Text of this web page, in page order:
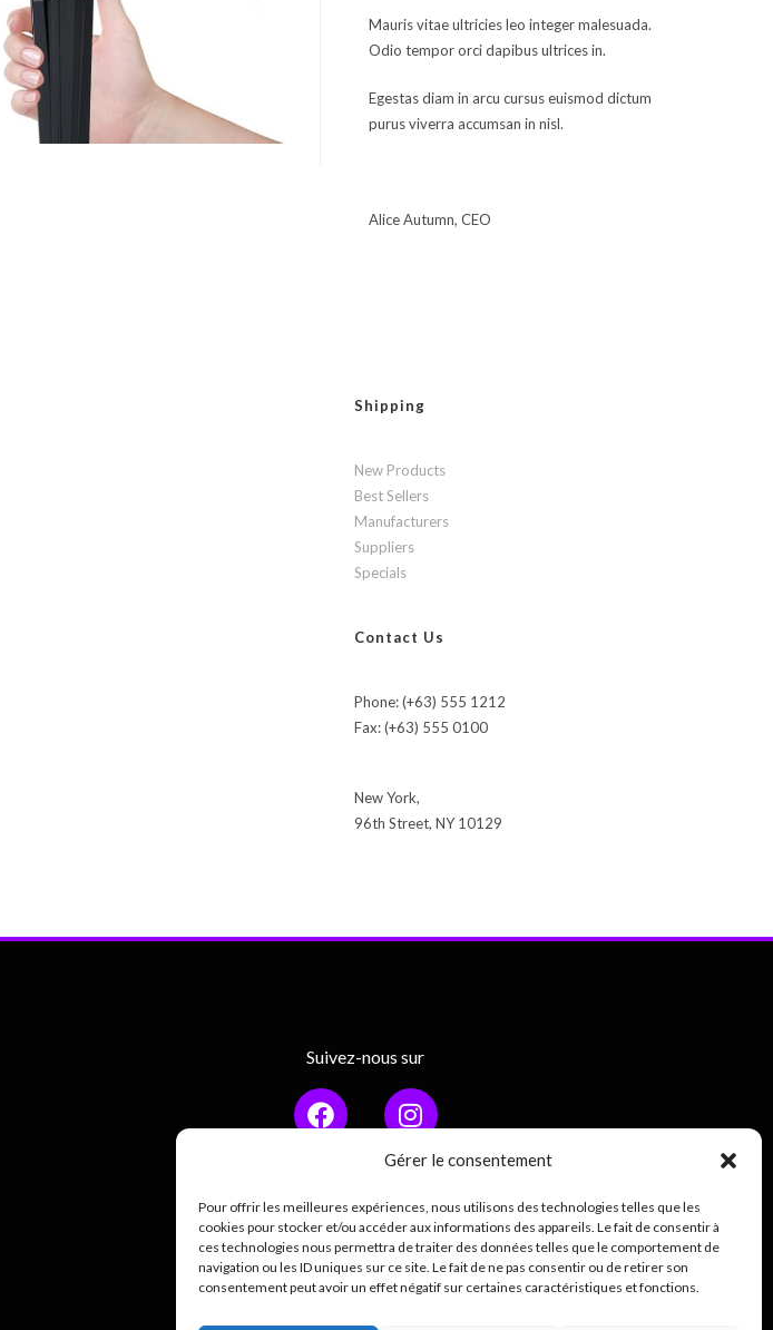
Gérer le consentement
Pour offrir les meilleures expériences, nous utilisons des technologies telles que les
cookies pour stocker et/ou accéder aux informations des appareils. Le fait de consentir à
ces technologies nous permettra de traiter des données telles que le comportement de
navigation ou les ID uniques sur ce site. Le fait de ne pas consentir ou de retirer son
consentement peut avoir un effet négatif sur certaines caractéristiques et fonctions.
Mauris vitae ultricies leo integer malesuada.
Odio tempor orci dapibus ultrices in.
Egestas diam in arcu cursus euismod dictum
purus viverra accumsan in nisl.
Alice Autumn, CEO
Shipping
New Products
Best Sellers
Manufacturers
Suppliers
Specials
Contact Us
Phone: (+63) 555 1212
Fax: (+63) 555 0100
New York,
96th Street, NY 10129
Suivez-nous sur
Mentions légales
Politique de confidentialité (RGPD)